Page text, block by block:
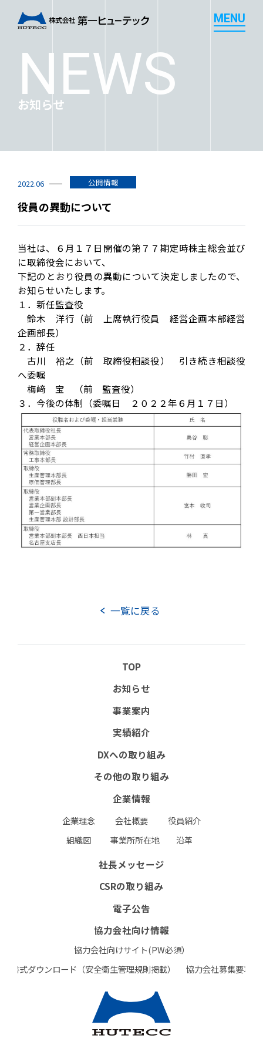
M ENU
TOP
お知らせ
事業案内
DXへの取り組み
その他の取り組み
協力会社向けサイト(PW必須）
書式ダウンロード（安全衛生管理規則掲載）
協力会社募集要項
個人情報保護方針 環境保護⽅針
お問い合わせフォーム RECRUIT
NEWS
お知らせ
2022.06 公開情報
役員の異動について
当社は、６月１７日開催の第７７期定時株主総会並び
に取締役会において、
下記のとおり役員の異動について決定しましたので、
お知らせいたします。
１．新任監査役
鈴木 洋行（前 上席執行役員 経営企画本部経営
企画部長）
２．辞任
古川 裕之（前 取締役相談役） 引き続き相談役
へ委嘱
梅﨑 宝 （前 監査役）
３．今後の体制（委嘱日 ２０２２年６月１７日）
一覧に戻る
TOP
お知らせ
事業案内
実績紹介
DXへの取り組み
その他の取り組み
企業情報
企業理念 会社概要
役員紹介
組織図
事業所所在地 沿革
社長メッセージ
CSRの取り組み
電子公告
協力会社向け情報
協力会社向けサイト(PW必須）
書式ダウンロード（安全衛生管理規則掲載）
協力会社募集要項